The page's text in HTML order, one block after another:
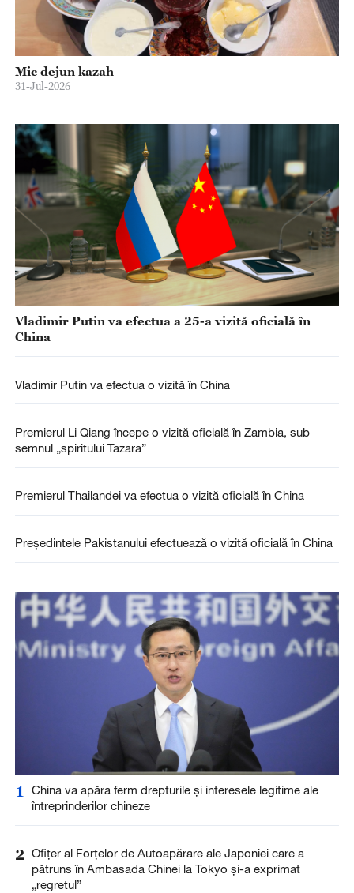
Mic dejun kazah
31-Jul-2026
Vladimir Putin va efectua a 25-a vizită oficială în
China
Vladimir Putin va efectua o vizită în China
Premierul Li Qiang începe o vizită oficială în Zambia, sub
semnul „spiritului Tazara”
Premierul Thailandei va efectua o vizită oficială în China
Președintele Pakistanului efectuează o vizită oficială în China
1
China va apăra ferm drepturile și interesele legitime ale
întreprinderilor chineze
2 Ofițer al Forțelor de Autoapărare ale Japoniei care a
pătruns în Ambasada Chinei la Tokyo și-a exprimat
„regretul”